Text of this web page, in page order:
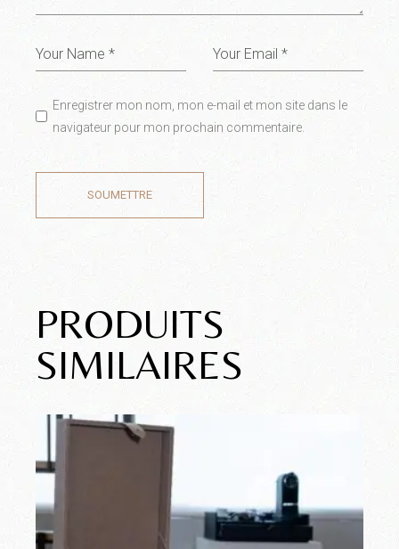
Enregistrer mon nom, mon e-mail et mon site dans le
navigateur pour mon prochain commentaire.
SOUMETTRE
PRODUITS
SIMILAIRES